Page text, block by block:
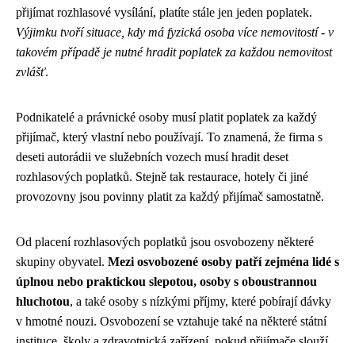
přijímat rozhlasové vysílání, platíte stále jen jeden poplatek.
Výjimku tvoří situace, kdy má fyzická osoba více nemovitostí - v
takovém případě je nutné hradit poplatek za každou nemovitost
zvlášť.
Podnikatelé a právnické osoby musí platit poplatek za každý
přijímač, který vlastní nebo používají. To znamená, že firma s
deseti autorádii ve služebních vozech musí hradit deset
rozhlasových poplatků. Stejně tak restaurace, hotely či jiné
provozovny jsou povinny platit za každý přijímač samostatně.
Od placení rozhlasových poplatků jsou osvobozeny některé
skupiny obyvatel. Mezi osvobozené osoby patří zejména lidé s
úplnou nebo praktickou slepotou, osoby s oboustrannou
hluchotou, a také osoby s nízkými příjmy, které pobírají dávky
v hmotné nouzi. Osvobození se vztahuje také na některé státní